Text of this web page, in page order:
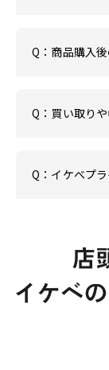
Q：商品購入
Q：買い取り
Q：イケベプ